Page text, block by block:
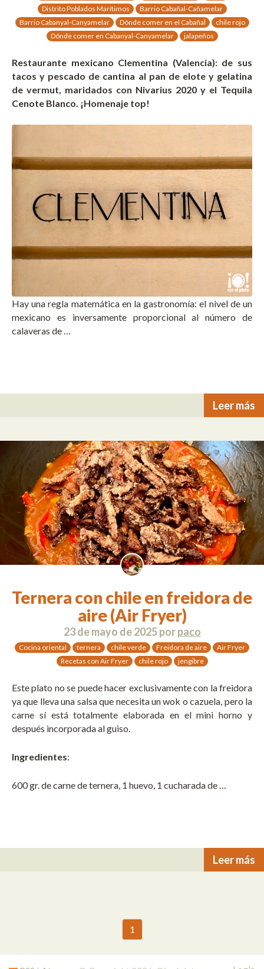
Distrito Poblados Marítimos
Barrio Cabañal-Cañamelar
Barrio Cabanyal-Canyamelar
Dónde comer en el Cabañal
chile rojo
Dónde comer en Cabanyal-Canyamelar
jalapeños
Restaurante mexicano Clementina (Valencia): de sus
tacos y pescado de cantina al pan de elote y gelatina
de vermut, maridados con Nivarius 2020 y el Tequila
Cenote Blanco. ¡Homenaje top!
Hay una regla matemática en la gastronomía: el nivel de un
mexicano es inversamente proporcional al número de
calaveras de …
Leer más
Ternera con chile en freidora de
aire (Air Fryer)
23 de mayo de 2025porpaco
Cocina oriental ternera chile verde Freidora de aire
Air Fryer
Recetas con Air Fryer
chile rojo jengibre
Este plato no se puede hacer exclusivamente con la freidora
ya que lleva una salsa que necesita un wok o cazuela, pero la
carne sí está totalmente elaborada en el mini horno y
después incorporada al guiso.
Ingredientes:
600 gr. de carne de ternera, 1 huevo, 1 cucharada de …
Leer más
1